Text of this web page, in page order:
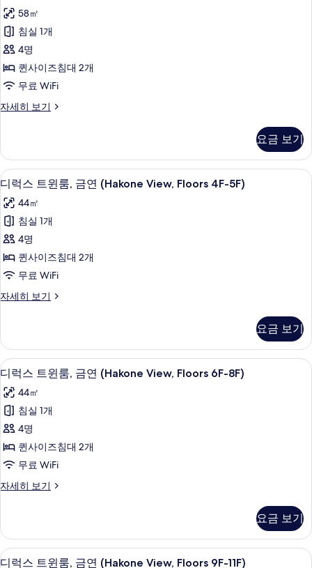
with
Hot
Spring
Bath)
사
진
모
기
전
망
(Fuji
View
with
Hot
Spring
자
보
기
스
트
윈
룸,
금
연,
산
망
(Fuji
View
with
Open-
Air
Bath)
사
진
모
기
58㎡
침실 1개
4명
퀸사이즈침대 2개
무료 WiFi
자세히 보기
디
윈
룸,
금
연,
산
전
(Fuji
View
with
Open-
Air
히
보
기
요금 보기
디
럭
스
트
윈
룸,
금
연
Floors
4F-
5F)
사
진
모
두
보
기
고급 침구, 오리/거위털 이불, 메모리
13
디럭스 트윈룸, 금연 (Hakone View, Floors 4F-5F)
44㎡
침실 1개
4명
퀸사이즈침대 2개
무료 WiFi
자세히 보기
디
윈
룸,
금
연
(Hakone
View,
4F-
5F)
자
세
히
요금 보기
디
럭
스
트
윈
룸,
금
연
Floors
6F-
고급 침구, 오리/거위털 이불, 메모리
13
디럭스 트윈룸, 금연 (Hakone View, Floors 6F-8F)
44㎡
침실 1개
4명
퀸사이즈침대 2개
무료 WiFi
자세히 보기
디
윈
룸,
금
요금 보기
디
고급 침구, 오리/거위털 이불, 메모리
13
디럭스 트윈룸, 금연 (Hakone View, Floors 9F-11F)